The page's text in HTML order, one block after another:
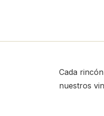
Cada
nuestros